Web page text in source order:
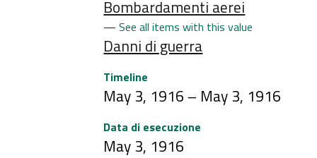
Bombardamenti aerei
See all items with this value
Danni di guerra
Timeline
May 3, 1916 – May 3, 1916
Data di esecuzione
May 3, 1916